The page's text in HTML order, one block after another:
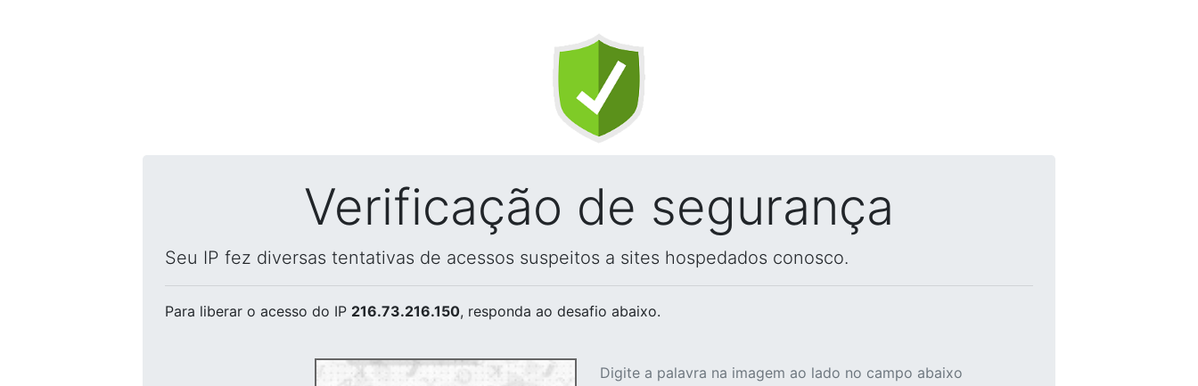
Verificação de segurança
Seu IP fez diversas tentativas de acessos suspeitos a sites hospedados conosco.
Para liberar o acesso do IP 216.73.216.150, responda ao desafio abaixo.
Digite a palavra na imagem ao lado no campo abaixo